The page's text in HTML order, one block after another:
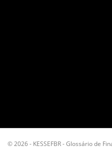
© 2026 - KESSEFBR - Glossário de